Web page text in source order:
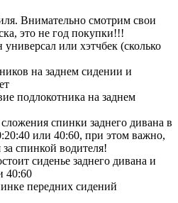
Внимательно смотрим свои
это не год покупки!!!
универсал или хэтчбек (сколько
на заднем сидении и
подлокотника на заднем
спинки заднего дивана в
или 40:60, при этом важно,
за спинкой водителя!
сиденье заднего дивана и
40:60
передних сидений